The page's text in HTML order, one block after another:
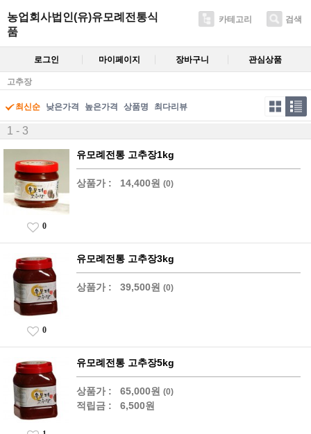
농업회사법인(유)유모례전통식
품
카테고리 검색
로그인 마이페이지 장바구니 관심상품
고추장
최신순 낮은가격 높은가격 상품명 최다리뷰
1 - 3
유모례전통 고추장1kg
상품가 : 14,400원 (0)
0
유모례전통 고추장3kg
상품가 : 39,500원 (0)
0
유모례전통 고추장5kg
상품가 : 65,000원 (0)
적립금 : 6,500원